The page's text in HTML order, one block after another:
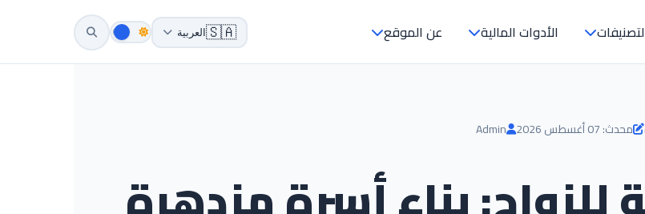
الأدوات المالية عن الموقع 🇸🇦العربية
محدث: 07 أغسطس 2026 Admin